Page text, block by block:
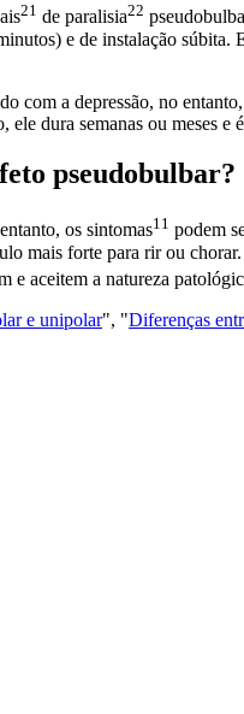
21 de paralisia22
e de instalação súbita.
com a depressão, no
ele dura semanas ou meses
pseudobulbar?
os sintomas11 podem
mais forte para rir ou
e aceitem a natureza
e unipolar", "Diferenças